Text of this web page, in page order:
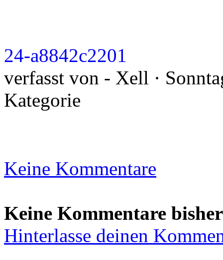
24-a8842c2201
verfasst von - Xell ·
Kategorie
Keine Kommentare
Keine Kommentare bisher
Hinterlasse deinen